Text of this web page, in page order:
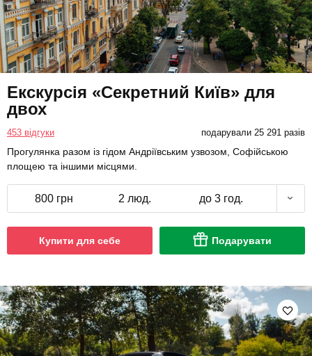
Екскурсія «Секретний Київ» для
двох
453 відгуки подарували 25 291 разів
Прогулянка разом із гідом Андріївським узвозом, Софійською
площею та іншими місцями.
800 грн 2 люд. до 3 год.
Купити для себе Подарувати